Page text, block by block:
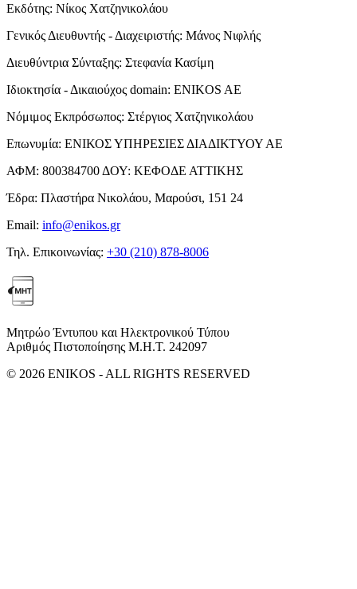
Εκδότης: Νίκος Χατζηνικολάου
Γενικός Διευθυντής - Διαχειριστής: Μάνος Νιφλής
Διευθύντρια Σύνταξης: Στεφανία Κασίμη
Ιδιοκτησία - Δικαιούχος domain: ENIKOS AE
Νόμιμος Εκπρόσωπος: Στέργιος Χατζηνικολάου
Επωνυμία: ΕΝΙΚΟΣ ΥΠΗΡΕΣΙΕΣ ΔΙΑΔΙΚΤΥΟΥ ΑΕ
ΑΦΜ: 800384700 ΔΟΥ: ΚΕΦΟΔΕ ΑΤΤΙΚΗΣ
Έδρα: Πλαστήρα Νικολάου, Μαρούσι, 151 24
Email: info@enikos.gr
Τηλ. Επικοινωνίας: +30 (210) 878-8006
Μητρώο Έντυπου και Ηλεκτρονικού Τύπου
Αριθμός Πιστοποίησης Μ.Η.Τ. 242097
© 2026 ENIKOS - ALL RIGHTS RESERVED